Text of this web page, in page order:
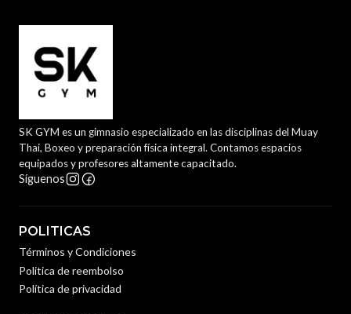
SK GYM es un gimnasio especializado en las disciplinas del Muay
Thai, Boxeo y preparación física integral. Contamos espacios
equipados y profesores altamente capacitado.
Síguenos
POLITICAS
Términos y Condiciones
Politica de reembolso
Política de privacidad